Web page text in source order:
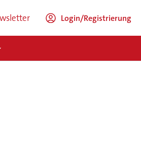
Login/Registrierung